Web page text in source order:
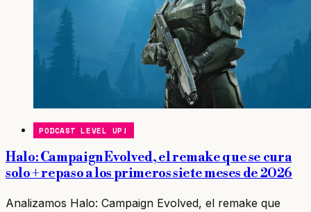
PODCAST LEVEL UP!
Halo: Campaign Evolved, el remake que se cura
solo + repaso a los primeros siete meses de 2026
Analizamos Halo: Campaign Evolved, el remake que